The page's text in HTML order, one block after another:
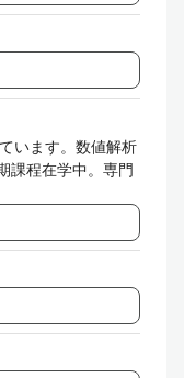
います。数値解析
課程在学中。専門